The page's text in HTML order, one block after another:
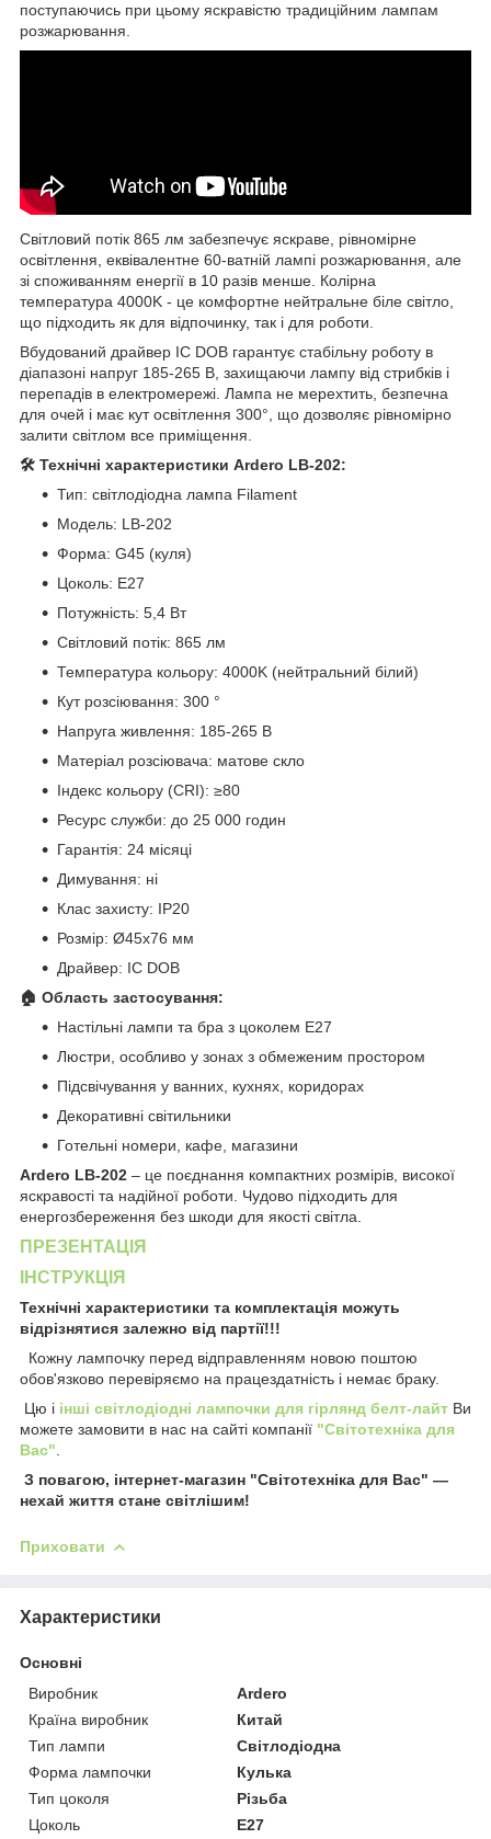
поступаючись при цьому яскравістю традиційним лампам
розжарювання.
Світловий потік 865 лм забезпечує яскраве, рівномірне
освітлення, еквівалентне 60-ватній лампі розжарювання, але
зі споживанням енергії в 10 разів менше. Колірна
температура 4000K - це комфортне нейтральне біле світло,
що підходить як для відпочинку, так і для роботи.
Вбудований драйвер IC DOB гарантує стабільну роботу в
діапазоні напруг 185-265 В, захищаючи лампу від стрибків і
перепадів в електромережі. Лампа не мерехтить, безпечна
для очей і має кут освітлення 300°, що дозволяє рівномірно
залити світлом все приміщення.
🛠️ Технічні характеристики Ardero LB-202:
Тип: світлодіодна лампа Filament
Модель: LB-202
Форма: G45 (куля)
Цоколь: E27
Потужність: 5,4 Вт
Світловий потік: 865 лм
Температура кольору: 4000K (нейтральний білий)
Кут розсіювання: 300 °
Напруга живлення: 185-265 В
Матеріал розсіювача: матове скло
Індекс кольору (CRI): ≥80
Ресурс служби: до 25 000 годин
Гарантія: 24 місяці
Димування: ні
Клас захисту: IP20
Розмір: Ø45x76 мм
Драйвер: IC DOB
🏠 Область застосування:
Настільні лампи та бра з цоколем E27
Люстри, особливо у зонах з обмеженим простором
Підсвічування у ванних, кухнях, коридорах
Декоративні світильники
Готельні номери, кафе, магазини
Ardero LB-202 – це поєднання компактних розмірів, високої
яскравості та надійної роботи. Чудово підходить для
енергозбереження без шкоди для якості світла.
ПРЕЗЕНТАЦІЯ
ІНСТРУКЦІЯ
Технічні характеристики та комплектація можуть
відрізнятися залежно від партії!!!
Кожну лампочку перед відправленням новою поштою
обов'язково перевіряємо на працездатність і немає браку.
Цю і інші світлодіодні лампочки для гірлянд белт-лайт Ви
можете замовити в нас на сайті компанії "Світотехніка для
Вас"
З повагою, інтернет-магазин "Світотехніка для Вас" —
нехай життя стане світлішим!
Приховати
Характеристики
Основні
Виробник
Ardero
Країна виробник
Китай
Тип лампи
Світлодіодна
Форма лампочки
Кулька
Тип цоколя
Різьба
Цоколь
E27